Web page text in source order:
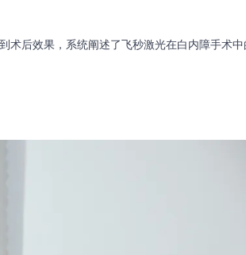
术后效果，系统阐述了飞秒激光在白内障手术中